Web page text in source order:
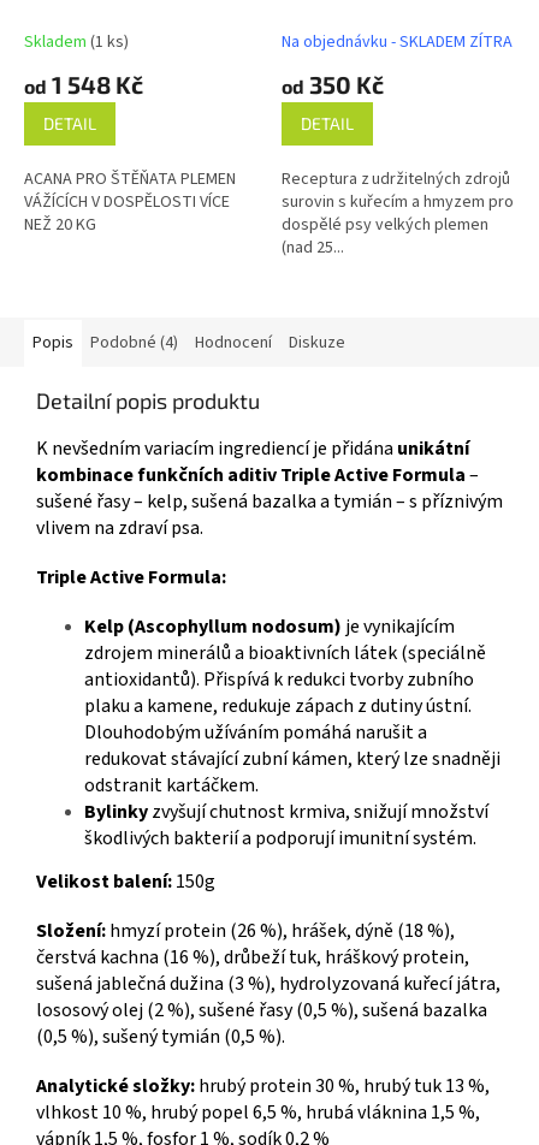
Skladem (1 ks)
od 1 548 Kč
DETAIL
ACANA PRO ŠTĚŇATA PLEMEN
VÁŽÍCÍCH V DOSPĚLOSTI VÍCE
NEŽ 20 KG
Na objednávku - SKLADEM ZÍTRA
od 350 Kč
DETAIL
Receptura z udržitelných zdrojů
surovin s kuřecím a hmyzem pro
dospělé psy velkých plemen
(nad 25...
Popis Podobné (4) Hodnocení Diskuze
Detailní popis produktu
K nevšedním variacím ingrediencí je přidána unikátní
kombinace funkčních aditiv Triple Active Formula–
sušené řasy – kelp, sušená bazalka a tymián – s příznivým
vlivem na zdraví psa.
Triple Active Formula:
Kelp (Ascophyllum nodosum) je vynikajícím
zdrojem minerálů a bioaktivních látek (speciálně
antioxidantů). Přispívá k redukci tvorby zubního
plaku a kamene, redukuje zápach z dutiny ústní.
Dlouhodobým užíváním pomáhá narušit a
redukovat stávající zubní kámen, který lze snadněji
odstranit kartáčkem.
Bylinkyzvyšují chutnost krmiva, snižují množství
škodlivých bakterií a podporují imunitní systém.
Velikost balení:150g
Složení:hmyzí protein (26 %), hrášek, dýně (18 %),
čerstvá kachna (16 %), drůbeží tuk, hráškový protein,
sušená jablečná dužina (3 %), hydrolyzovaná kuřecí játra,
lososový olej (2 %), sušené řasy (0,5 %), sušená bazalka
(0,5 %), sušený tymián (0,5 %).
Analytické složky:hrubý protein 30 %, hrubý tuk 13 %,
vlhkost 10 %, hrubý popel 6,5 %, hrubá vláknina 1,5 %,
vápník 1,5 %, fosfor 1 %, sodík 0,2 %